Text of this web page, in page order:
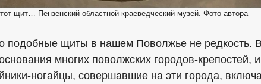
щит… Пензенский областной краеведческий музей. Фото автора
подобные щиты в нашем Поволжье не редкость.
многих поволжских городов-крепостей,
ногайцы, совершавшие на эти города,